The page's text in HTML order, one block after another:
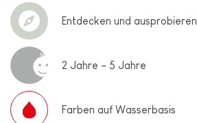
Entdecken und ausprobieren
2 Jahre - 5 Jahre
Farben auf Wasserbasis